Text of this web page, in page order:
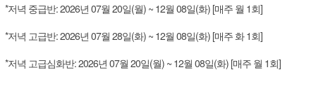
*저녁 중급반: 2026년 07월 20일(월) ~ 12월 08일(화) [매주 월 1회]
*저녁 고급반: 2026년 07월 28일(화) ~ 12월 08일(화) [매주 화 1회]
*저녁 고급심화반: 2026년 07월 20일(월) ~ 12월 08일(화) [매주 월 1회]